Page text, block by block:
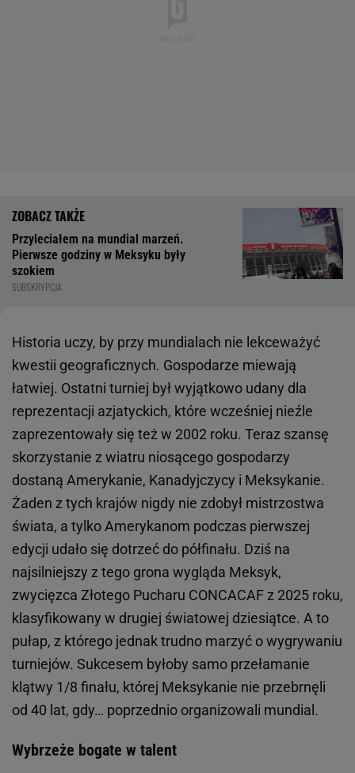
Przyleciałem na mundial marzeń.
Pierwsze godziny w Meksyku były
szokiem
SUBSKRYPCJA
Historia uczy, by przy mundialach nie lekceważyć
kwestii geograficznych. Gospodarze miewają
łatwiej. Ostatni turniej był wyjątkowo udany dla
reprezentacji azjatyckich, które wcześniej nieźle
zaprezentowały się też w 2002 roku. Teraz szansę
skorzystanie z wiatru niosącego gospodarzy
dostaną Amerykanie, Kanadyjczycy i Meksykanie.
Żaden z tych krajów nigdy nie zdobył mistrzostwa
świata, a tylko Amerykanom podczas pierwszej
edycji udało się dotrzeć do półfinału. Dziś na
najsilniejszy z tego grona wygląda Meksyk,
zwycięzca Złotego Pucharu CONCACAF z 2025 roku,
klasyfikowany w drugiej światowej dziesiątce. A to
pułap, z którego jednak trudno marzyć o wygrywaniu
turniejów. Sukcesem byłoby samo przełamanie
klątwy 1/8 finału, której Meksykanie nie przebrnęli
od 40 lat, gdy… poprzednio organizowali mundial.
Wybrzeże bogate w talent